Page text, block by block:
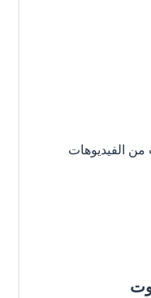
الفيديوهات